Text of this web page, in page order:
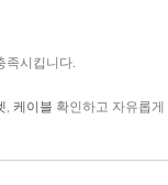
족시킵니다.
케이블 확인하고 자유롭게